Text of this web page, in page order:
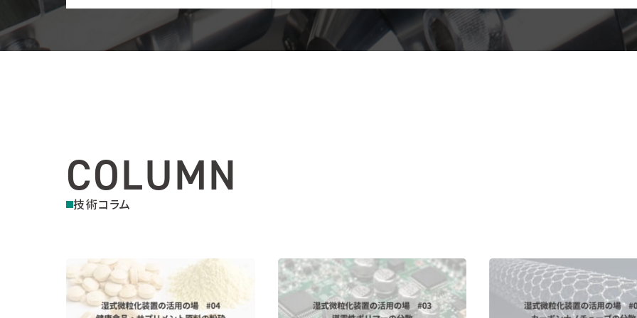
医薬品向け蒸気滅菌対応 湿式微粒化装置 スターバーストSIP
COLUMN
技術コラム